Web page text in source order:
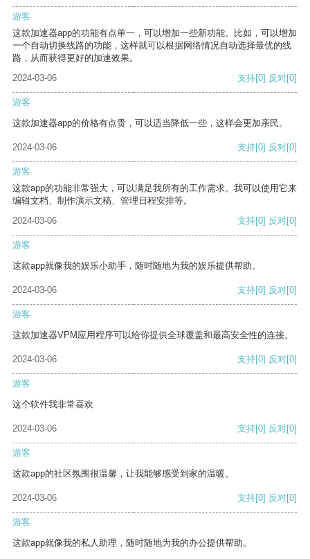
游客
这款加速器app的功能有点单一，可以增加一些新功能。比如，可以增加
一个自动切换线路的功能，这样就可以根据网络情况自动选择最优的线
路，从而获得更好的加速效果。
2024-03-06
支持[0] 反对[0]
游客
这款加速器app的价格有点贵，可以适当降低一些，这样会更加亲民。
2024-03-06 支持[0] 反对[0]
游客
这款app的功能非常强大，可以满足我所有的工作需求。我可以使用它来
编辑文档、制作演示文稿、管理日程安排等。
2024-03-06
支持[0] 反对[0]
游客
这款app就像我的娱乐小助手，随时随地为我的娱乐提供帮助。
2024-03-06 支持[0] 反对[0]
游客
这款加速器VPM应用程序可以给你提供全球覆盖和最高安全性的连接。
2024-03-06 支持[0] 反对[0]
游客
这个软件我非常喜欢
2024-03-06 支持[0] 反对[0]
游客
这款app的社区氛围很温馨，让我能够感受到家的温暖。
2024-03-06 支持[0] 反对[0]
游客
这款app就像我的私人助理，随时随地为我的办公提供帮助。